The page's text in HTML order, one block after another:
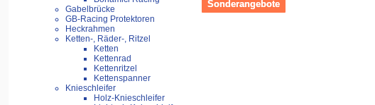
Gabelbrücke
GB-Racing Protektoren
Heckrahmen
Ketten-, Räder-, Ritzel
Ketten
Kettenrad
Kettenritzel
Kettenspanner
Knieschleifer
Holz-Knieschleifer
Sonderangebote